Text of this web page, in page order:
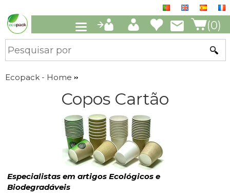
(0)
Ecopack - Home
Copos Cartão
Especialistas em artigos Ecológicos e
Biodegradáveis